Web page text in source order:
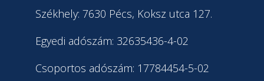
Székhely: 7630 Pécs, Koksz utca 127.
Egyedi adószám: 32635436-4-02
Csoportos adószám: 17784454-5-02